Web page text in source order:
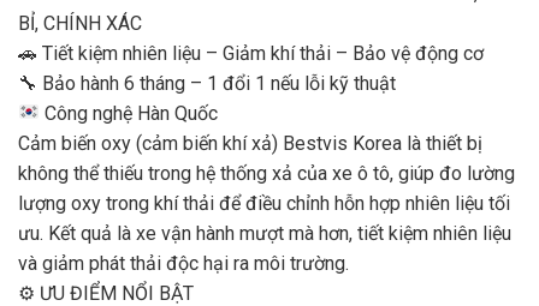
BỈ, CHÍNH XÁC
🚗 Tiết kiệm nhiên liệu – Giảm khí thải – Bảo vệ động cơ
🔧 Bảo hành 6 tháng – 1 đổi 1 nếu lỗi kỹ thuật
Công nghệ Hàn Quốc
Cảm biến oxy (cảm biến khí xả) Bestvis Korea là thiết bị
không thể thiếu trong hệ thống xả của xe ô tô, giúp đo lường
lượng oxy trong khí thải để điều chỉnh hỗn hợp nhiên liệu tối
ưu. Kết quả là xe vận hành mượt mà hơn, tiết kiệm nhiên liệu
và giảm phát thải độc hại ra môi trường.
⚙️ ƯU ĐIỂM NỔI BẬT